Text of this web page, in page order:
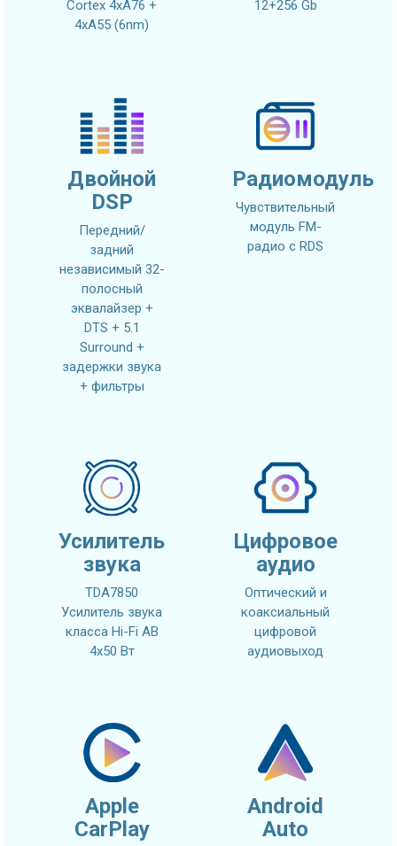
Cortex 4xA76 +
4xA55 (6nm)
12+256 Gb
Двойной
DSP
Передний/
задний
независимый 32-
полосный
эквалайзер +
DTS + 5.1
Surround +
задержки звука
+ фильтры
Радиомодуль
Чувствительный
модуль FM-
радио с RDS
Усилитель
звука
TDA7850
Усилитель звука
класса Hi-Fi AB
4x50 Вт
Цифровое
аудио
Оптический и
коаксиальный
цифровой
аудиовыход
Apple
CarPlay
Android
Auto